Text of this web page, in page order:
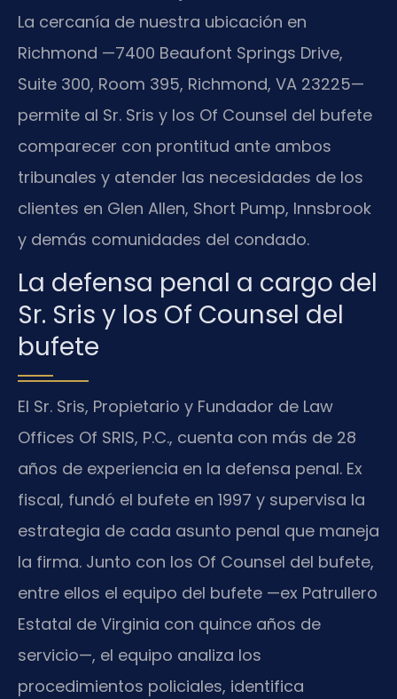
La cercanía de nuestra ubicación en
Richmond —7400 Beaufont Springs Drive,
Suite 300, Room 395, Richmond, VA 23225—
permite al Sr. Sris y los Of Counsel del bufete
comparecer con prontitud ante ambos
tribunales y atender las necesidades de los
clientes en Glen Allen, Short Pump, Innsbrook
y demás comunidades del condado.
La defensa penal a cargo del
Sr. Sris y los Of Counsel del
bufete
El Sr. Sris, Propietario y Fundador de Law
Offices Of SRIS, P.C., cuenta con más de 28
años de experiencia en la defensa penal. Ex
fiscal, fundó el bufete en 1997 y supervisa la
estrategia de cada asunto penal que maneja
la firma. Junto con los Of Counsel del bufete,
entre ellos el equipo del bufete —ex Patrullero
Estatal de Virginia con quince años de
servicio—, el equipo analiza los
procedimientos policiales, identifica